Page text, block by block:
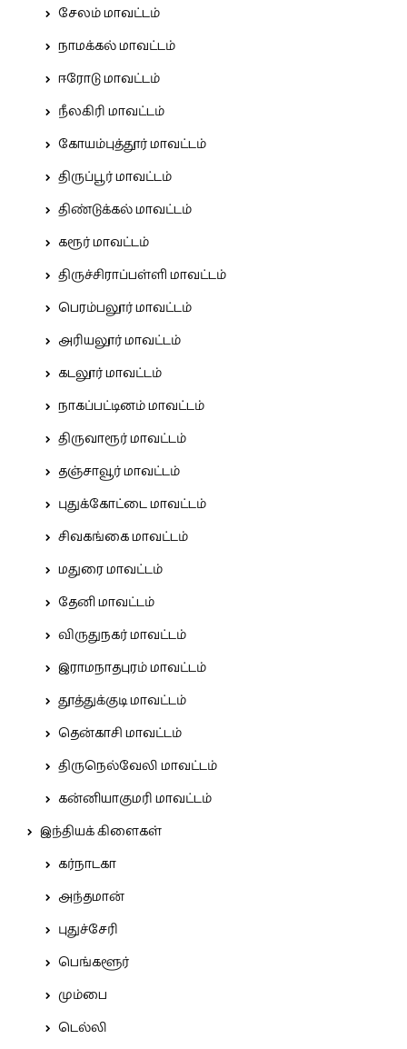
சேலம் மாவட்டம்
நாமக்கல் மாவட்டம்
ஈரோடு மாவட்டம்
நீலகிரி மாவட்டம்
கோயம்புத்தூர் மாவட்டம்
திருப்பூர் மாவட்டம்
திண்டுக்கல் மாவட்டம்
கரூர் மாவட்டம்
திருச்சிராப்பள்ளி மாவட்டம்
பெரம்பலூர் மாவட்டம்
அரியலூர் மாவட்டம்
கடலூர் மாவட்டம்
நாகப்பட்டினம் மாவட்டம்
திருவாரூர் மாவட்டம்
தஞ்சாவூர் மாவட்டம்
புதுக்கோட்டை மாவட்டம்
சிவகங்கை மாவட்டம்
மதுரை மாவட்டம்
தேனி மாவட்டம்
விருதுநகர் மாவட்டம்
இராமநாதபுரம் மாவட்டம்
தூத்துக்குடி மாவட்டம்
தென்காசி மாவட்டம்
திருநெல்வேலி மாவட்டம்
கன்னியாகுமரி மாவட்டம்
இந்தியக் கிளைகள்
கர்நாடகா
அந்தமான்
புதுச்சேரி
பெங்களூர்
மும்பை
டெல்லி